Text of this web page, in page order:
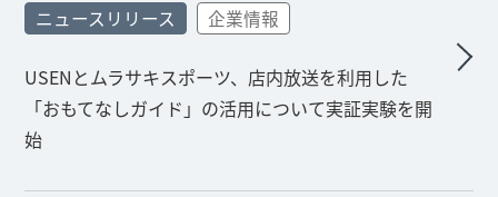
ニュースリリース 企業情報
USENとムラサキスポーツ、店内放送を利用した
「おもてなしガイド」の活用について実証実験を開
始